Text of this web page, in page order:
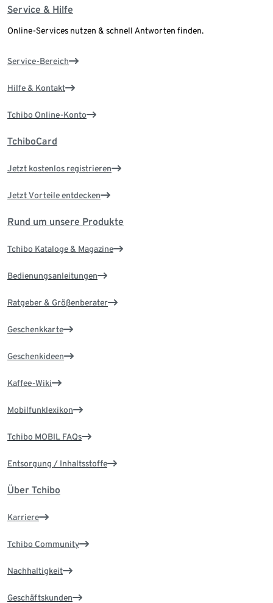
Service & Hilfe
Online-Services nutzen & schnell Antworten finden.
Service-Bereich
Hilfe & Kontakt
Tchibo Online-Konto
TchiboCard
Jetzt kostenlos registrieren
Jetzt Vorteile entdecken
Rund um unsere Produkte
Tchibo Kataloge & Magazine
Bedienungsanleitungen
Ratgeber & Größenberater
Geschenkkarte
Geschenkideen
Kaffee-Wiki
Mobilfunklexikon
Tchibo MOBIL FAQs
Entsorgung / Inhaltsstoffe
Über Tchibo
Karriere
Tchibo Community
Nachhaltigkeit
Geschäftskunden